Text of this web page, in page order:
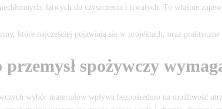
łatwych do czyszczenia i trwałych. To właśnie
które najczęściej pojawiają się w projektach, oraz
przemysł spożywczy
wybór materiałów wpływa bezpośrednio na możliwość